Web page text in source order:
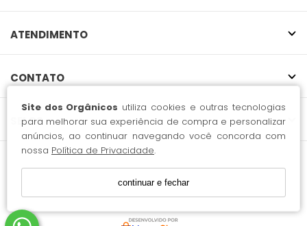
Site dos Orgânicos utiliza cookies e outras tecnologias
para melhorar sua experiência de compra e personalizar
anúncios, ao continuar navegando você concorda com
nossa Política de Privacidade.
continuar e fechar
ATENDIMENTO
CONTATO
SELOS
51.497.622 Rafi Boudjikian / CNPJ: 51.497.622/0001-08